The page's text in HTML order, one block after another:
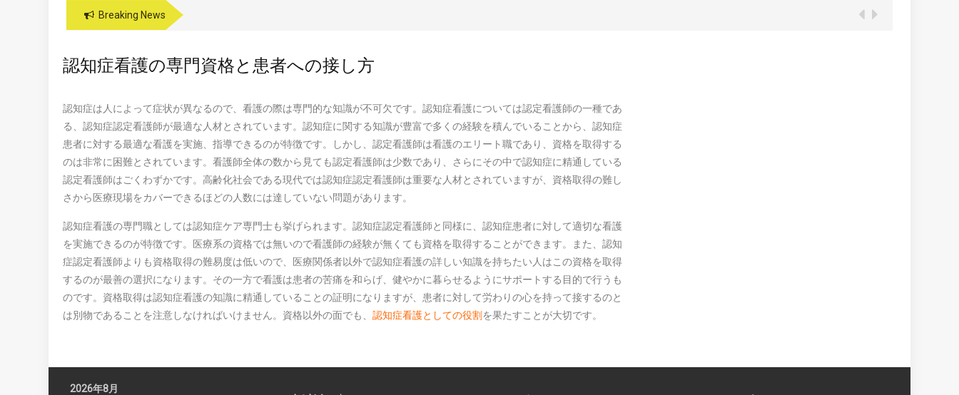
Breaking News
認知症看護の専門資格と患者への接し方
認知症は人によって症状が異なるので、看護の際は専門的な知識が不可欠です。認知症看護については認定看護師の一種であ
る、認知症認定看護師が最適な人材とされています。認知症に関する知識が豊富で多くの経験を積んでいることから、認知症
患者に対する最適な看護を実施、指導できるのが特徴です。しかし、認定看護師は看護のエリート職であり、資格を取得する
のは非常に困難とされています。看護師全体の数から見ても認定看護師は少数であり、さらにその中で認知症に精通している
認定看護師はごくわずかです。高齢化社会である現代では認知症認定看護師は重要な人材とされていますが、資格取得の難し
さから医療現場をカバーできるほどの人数には達していない問題があります。
認知症看護の専門職としては認知症ケア専門士も挙げられます。認知症認定看護師と同様に、認知症患者に対して適切な看護
を実施できるのが特徴です。医療系の資格では無いので看護師の経験が無くても資格を取得することができます。また、認知
症認定看護師よりも資格取得の難易度は低いので、医療関係者以外で認知症看護の詳しい知識を持ちたい人はこの資格を取得
するのが最善の選択になります。その一方で看護は患者の苦痛を和らげ、健やかに暮らせるようにサポートする目的で行うも
のです。資格取得は認知症看護の知識に精通していることの証明になりますが、患者に対して労わりの心を持って接するのと
は別物であることを注意しなければいけません。資格以外の面でも、 認知症看護としての役割 を果たすことが大切です。
2026年8月